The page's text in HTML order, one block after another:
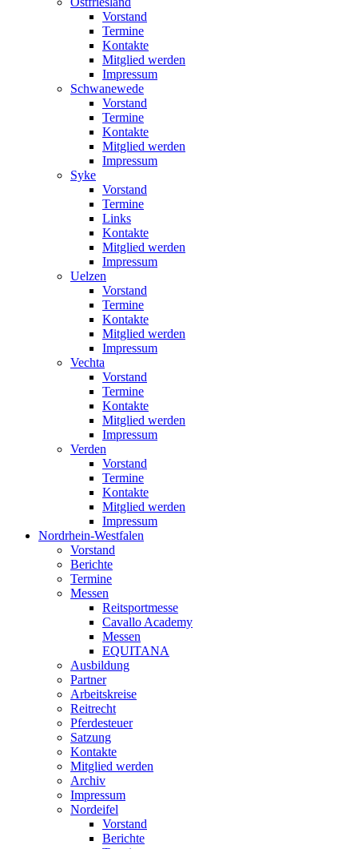
Vorstand
Termine
Kontakte
Mitglied werden
Impressum
Schwanewede
Vorstand
Termine
Kontakte
Mitglied werden
Impressum
Syke
Vorstand
Termine
Links
Kontakte
Mitglied werden
Impressum
Uelzen
Vorstand
Termine
Kontakte
Mitglied werden
Impressum
Vechta
Vorstand
Termine
Kontakte
Mitglied werden
Impressum
Verden
Vorstand
Termine
Kontakte
Mitglied werden
Impressum
Nordrhein-Westfalen
Vorstand
Berichte
Termine
Messen
Reitsportmesse
Cavallo Academy
Messen
EQUITANA
Ausbildung
Partner
Arbeitskreise
Reitrecht
Pferdesteuer
Satzung
Kontakte
Mitglied werden
Archiv
Impressum
Nordeifel
Vorstand
Berichte